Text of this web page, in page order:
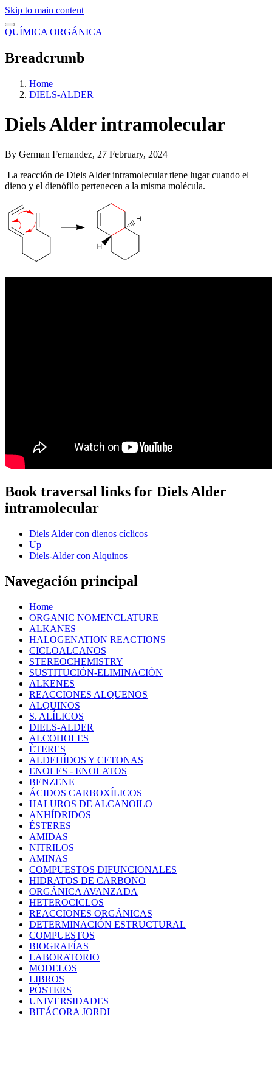
Skip to main content
QUÍMICA ORGÁNICA
Breadcrumb
Home
DIELS-ALDER
Diels Alder intramolecular
By German Fernandez, 27 February, 2024
La reacción de Diels Alder intramolecular tiene lugar cuando el
dieno y el dienófilo pertenecen a la misma molécula.
Book traversal links for Diels Alder
intramolecular
Diels Alder con dienos cíclicos
Up
Diels-Alder con Alquinos
Navegación principal
Home
ORGANIC NOMENCLATURE
ALKANES
HALOGENATION REACTIONS
CICLOALCANOS
STEREOCHEMISTRY
SUSTITUCIÓN-ELIMINACIÓN
ALKENES
REACCIONES ALQUENOS
ALQUINOS
S. ALÍLICOS
DIELS-ALDER
ALCOHOLES
ÈTERES
ALDEHÍDOS Y CETONAS
ENOLES - ENOLATOS
BENZENE
ÁCIDOS CARBOXÍLICOS
HALUROS DE ALCANOILO
ANHÍDRIDOS
ÉSTERES
AMIDAS
NITRILOS
AMINAS
COMPUESTOS DIFUNCIONALES
HIDRATOS DE CARBONO
ORGÁNICA AVANZADA
HETEROCICLOS
REACCIONES ORGÁNICAS
DETERMINACIÓN ESTRUCTURAL
COMPUESTOS
BIOGRAFÍAS
LABORATORIO
MODELOS
LIBROS
PÓSTERS
UNIVERSIDADES
BITÁCORA JORDI